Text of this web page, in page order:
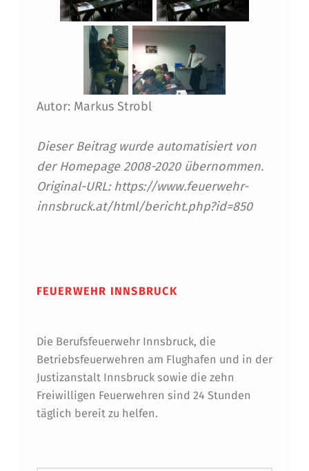
Autor: Markus Strobl
Dieser Beitrag wurde automatisiert von
der Homepage 2008-2020 übernommen.
Original-URL: https://www.feuerwehr-
innsbruck.at/html/bericht.php?id=850
FEUERWEHR INNSBRUCK
Die Berufsfeuerwehr Innsbruck, die
Betriebsfeuerwehren am Flughafen und in der
Justizanstalt Innsbruck sowie die zehn
Freiwilligen Feuerwehren sind 24 Stunden
täglich bereit zu helfen.
Suchen nach: